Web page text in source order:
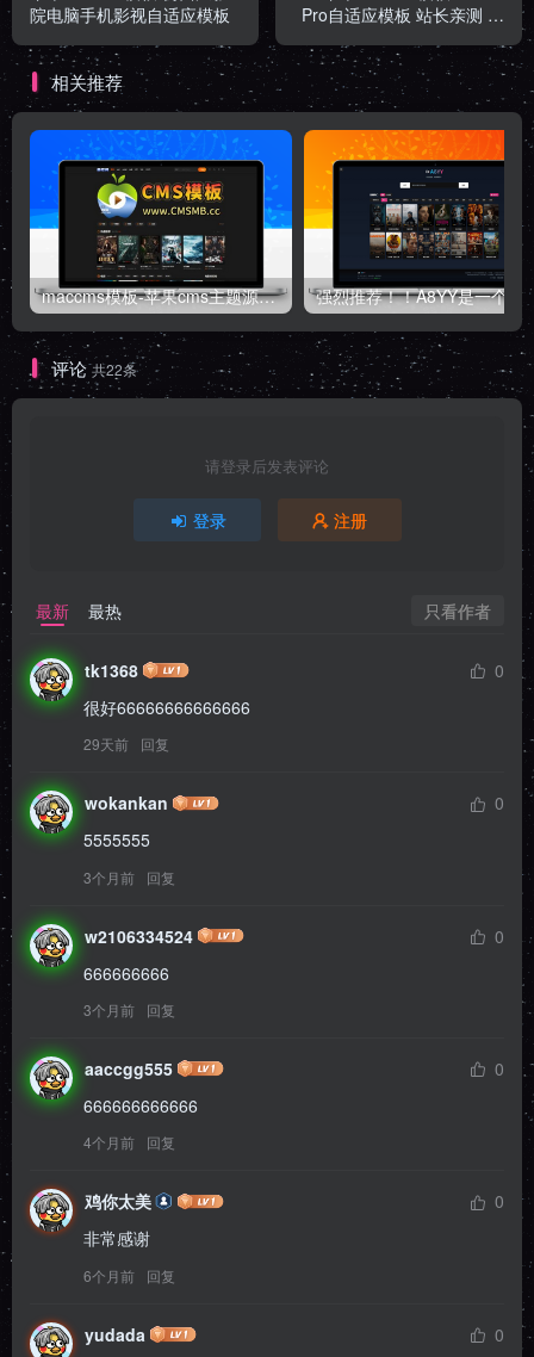
院电脑手机影视自适应模板
Pro自适应模板 站长亲测 全
相关推荐
maccms模板-苹果cms主题源码-自适应高端模板带后台 强烈推荐！
评论共22条
请登录后发表评论
登录 注册
最新 最热 只看作者
tk1368
0
很好66666666666666
29天前 回复
wokankan
0
5555555
3个月前 回复
w2106334524
0
666666666
3个月前 回复
aaccgg555
0
666666666666
4个月前 回复
鸡你太美
0
非常感谢
6个月前 回复
yudada
0